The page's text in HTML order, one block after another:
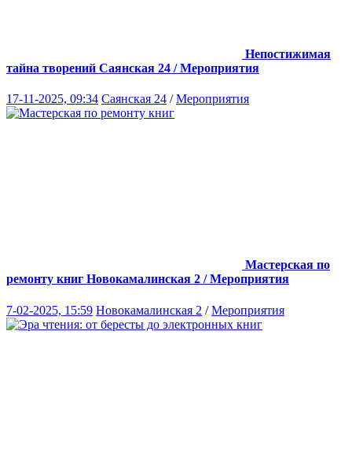
Непостижимая
тайна творений Саянская 24 / Мероприятия
17-11-2025, 09:34 Саянская 24 /Мероприятия
Мастерская по
ремонту книг Новокамалинская 2 / Мероприятия
7-02-2025, 15:59 Новокамалинская 2 /Мероприятия